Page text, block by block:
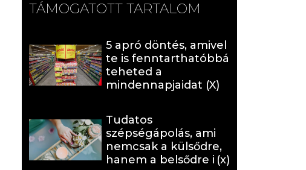
TÁMOGATOTT TARTALOM
5 apró döntés, amivel
te is fenntarthatóbbá
teheted a
mindennapjaidat (X)
Tudatos
szépségápolás, ami
nemcsak a külsődre,
hanem a belsődre is